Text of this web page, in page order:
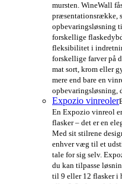
mursten. WineWall
præsentationsrække,
opbevaringsløsning
forskellige
fleksibilitet i
forskellige farver på
mat sort, krom eller
mere end bare en
opbevaringsløsning,
Expozio vinreoler
En Expozio vinreol
flasker – det er en
Med sit stilrene
enhver væg til et
tale for sig selv.
du kan tilpasse
til 9 eller 12 flasker i